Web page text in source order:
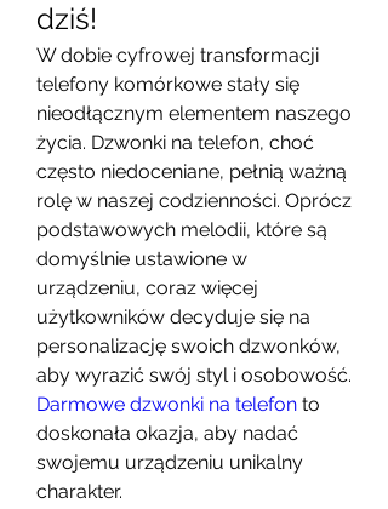
dziś!
W dobie cyfrowej transformacji
telefony komórkowe stały się
nieodłącznym elementem naszego
życia. Dzwonki na telefon, choć
często niedoceniane, pełnią ważną
rolę w naszej codzienności. Oprócz
podstawowych melodii, które są
domyślnie ustawione w
urządzeniu, coraz więcej
użytkowników decyduje się na
personalizację swoich dzwonków,
Darmowe dzwonki na telefon to
doskonała okazja, aby nadać
swojemu urządzeniu unikalny
charakter.